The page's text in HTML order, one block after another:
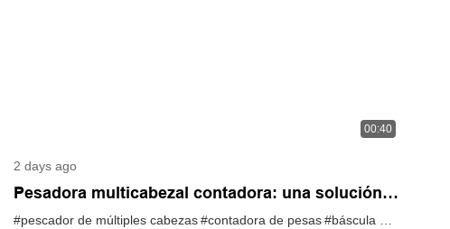
00:40
2 days ago
Pesadora multicabezal contadora: una solución
más inteligente para un conteo preciso y
#pescador de múltiples cabezas#contadora de pesas#báscula multicabezal contadora